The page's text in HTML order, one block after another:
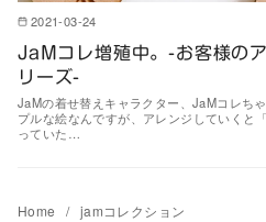
2021-03-24
JaMコレ増殖中。-お客様の
リーズ-
JaMの着せ替えキャラクター、JaMコレち
プルな絵なんですが、アレンジしていくと
っていた…
Home jamコレクション